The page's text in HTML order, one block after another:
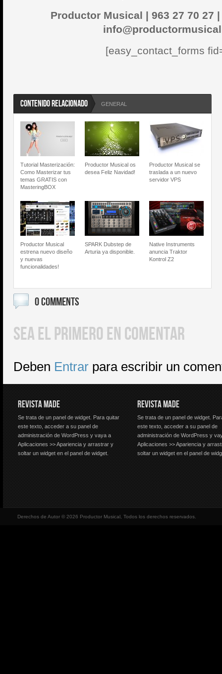
Productor Musical | 963 27 70 27
[easy_contact_forms
CONTENIDO RELACIONADO GENERAL
Tutorial Masterización:
Como Masterizar tus
temas GRATIS con
MasteringBOX
Productor Musical os
desea Feliz Navidad!
Productor Musical se
traslada a un nuevo
servidor VPS
Productor Musical
estrena nuevo diseño
y nuevas
funcionalidades!
SPARK Dubstep de
Arturia ya disponible.
Native Instruments
anuncia Traktor
Kontrol Z2
0 COMMENTS
SEA EL PRIMERO EN COMENTAR
Deben Entrar para escribir un
REVISTA MADE
Se trata de un panel de widget. Para quitar
este texto, acceder a su panel de
administración de WordPress y vaya a
Aplicaciones >> Apariencia y arrastrar y
soltar un widget en el panel de widget.
REVISTA MADE
Se trata de un panel de widget.
este texto, acceder a su panel de
administración de WordPress y
Aplicaciones >> Apariencia y
soltar un widget en el panel de
Derechos de Autor © 2026 Productor Musical, Todos los derechos reservados.